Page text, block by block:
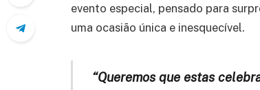
evento especial, pensado para
uma ocasião única e inesquecível.
“Queremos que estas